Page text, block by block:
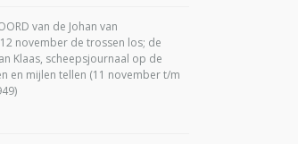
van de Johan van
november de trossen los; de
Klaas, scheepsjournaal op de
en mijlen tellen (11 november t/m